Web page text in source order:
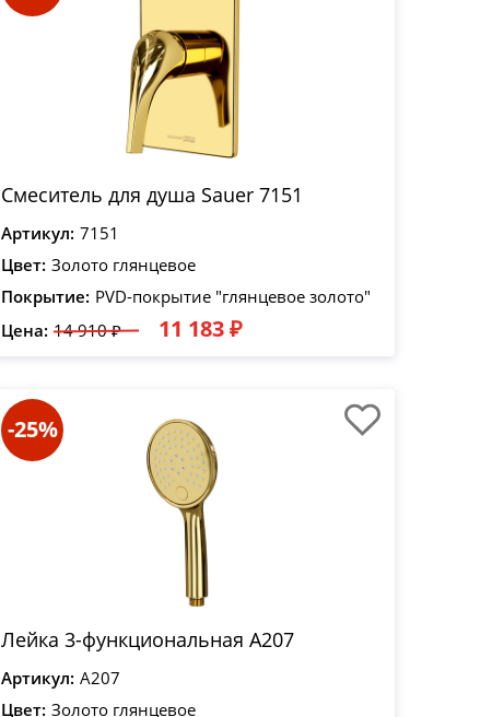
Смеситель для душа Sauer 7151
Артикул: 7151
Цвет: Золото глянцевое
Покрытие: PVD-покрытие "глянцевое золото"
Цена: 14 910 ₽ 11 183 ₽
-25%
Лейка 3-функциональная A207
Артикул: A207
Цвет: Золото глянцевое